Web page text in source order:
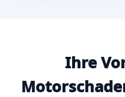
Ihre